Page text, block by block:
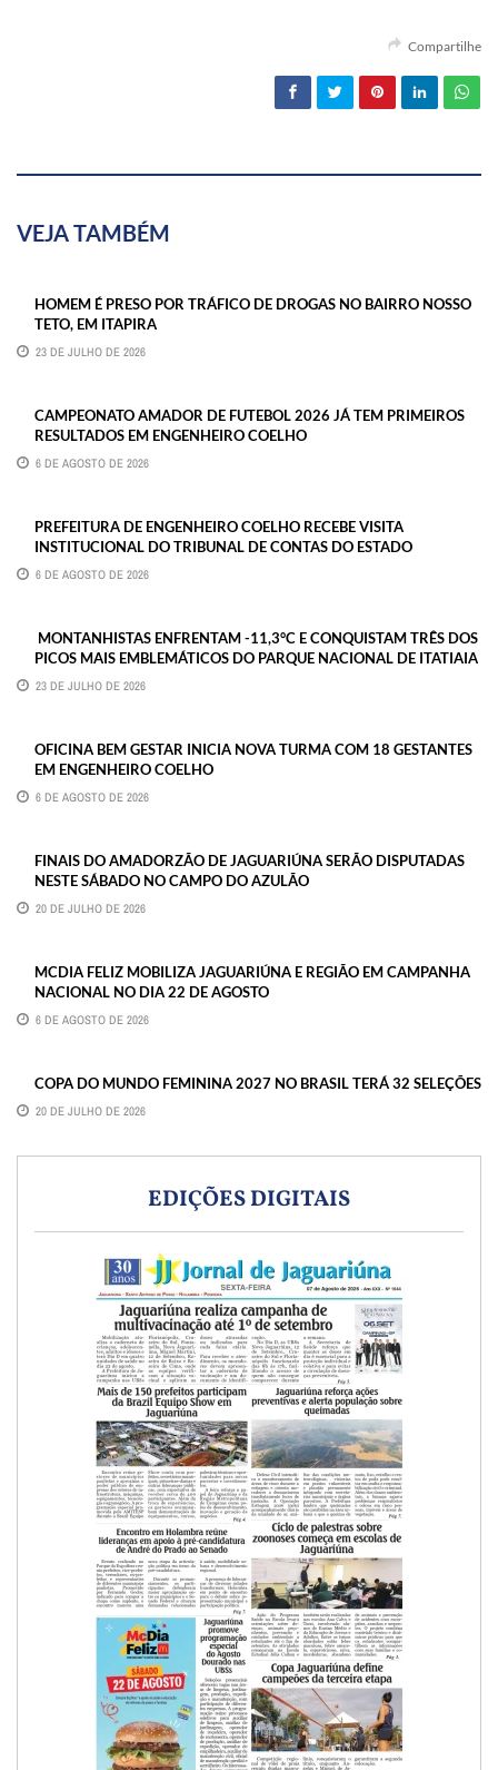
Compartilhe
VEJA TAMBÉM
HOMEM É PRESO POR TRÁFICO DE DROGAS NO BAIRRO NOSSO
TETO, EM ITAPIRA
23 DE JULHO DE 2026
CAMPEONATO AMADOR DE FUTEBOL 2026 JÁ TEM PRIMEIROS
RESULTADOS EM ENGENHEIRO COELHO
6 DE AGOSTO DE 2026
PREFEITURA DE ENGENHEIRO COELHO RECEBE VISITA
INSTITUCIONAL DO TRIBUNAL DE CONTAS DO ESTADO
6 DE AGOSTO DE 2026
MONTANHISTAS ENFRENTAM -11,3°C E CONQUISTAM TRÊS DOS
PICOS MAIS EMBLEMÁTICOS DO PARQUE NACIONAL DE ITATIAIA
23 DE JULHO DE 2026
OFICINA BEM GESTAR INICIA NOVA TURMA COM 18 GESTANTES
EM ENGENHEIRO COELHO
6 DE AGOSTO DE 2026
FINAIS DO AMADORZÃO DE JAGUARIÚNA SERÃO DISPUTADAS
NESTE SÁBADO NO CAMPO DO AZULÃO
20 DE JULHO DE 2026
MCDIA FELIZ MOBILIZA JAGUARIÚNA E REGIÃO EM CAMPANHA
NACIONAL NO DIA 22 DE AGOSTO
6 DE AGOSTO DE 2026
COPA DO MUNDO FEMININA 2027 NO BRASIL TERÁ 32 SELEÇÕES
20 DE JULHO DE 2026
EDIÇÕES DIGITAIS